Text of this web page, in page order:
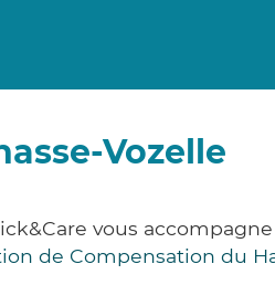
Vozelle
vous
de Compensation du